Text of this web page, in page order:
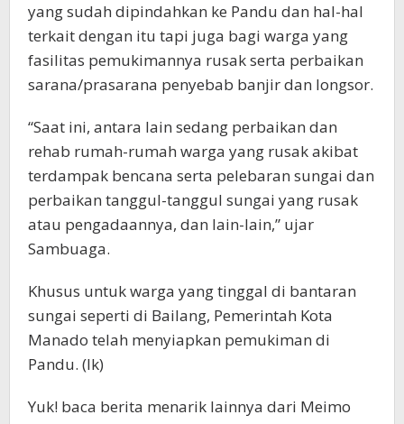
yang sudah dipindahkan ke Pandu dan hal-hal
terkait dengan itu tapi juga bagi warga yang
fasilitas pemukimannya rusak serta perbaikan
sarana/prasarana penyebab banjir dan longsor.
“Saat ini, antara lain sedang perbaikan dan
rehab rumah-rumah warga yang rusak akibat
terdampak bencana serta pelebaran sungai dan
perbaikan tanggul-tanggul sungai yang rusak
atau pengadaannya, dan lain-lain,” ujar
Sambuaga.
Khusus untuk warga yang tinggal di bantaran
sungai seperti di Bailang, Pemerintah Kota
Manado telah menyiapkan pemukiman di
Pandu. (lk)
Yuk! baca berita menarik lainnya dari Meimo